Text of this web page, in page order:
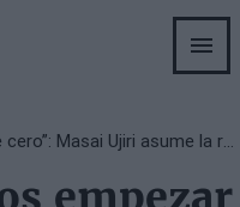
“Necesitábamos empezar de cero”: Masai Ujiri asume la responsabilidad del despido de Jason Kidd en Dallas Mavericks